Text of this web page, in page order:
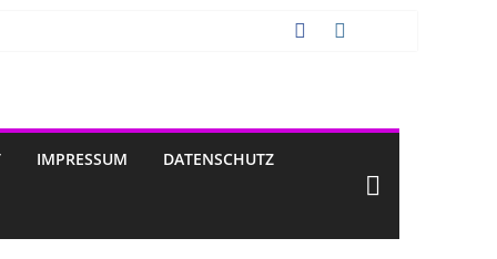
IMPRESSUM DATENSCHUTZ